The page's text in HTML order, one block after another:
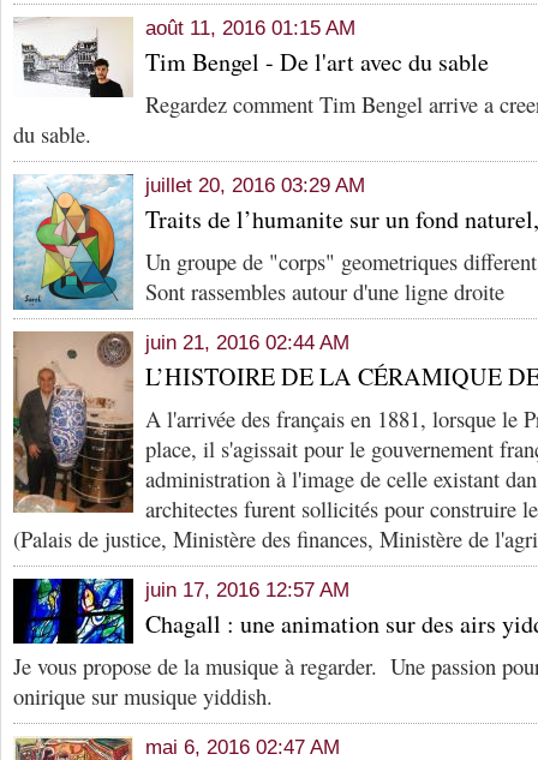
août 11, 2016 01:15 AM
Tim Bengel - De l'art avec du sable
Regardez comment Tim Bengel arrive a
du sable.
juillet 20, 2016 03:29 AM
Traits de l’humanite sur un fond
Un groupe de "corps" geometriques
Sont rassembles autour d'une ligne droite
juin 21, 2016 02:44 AM
L’HISTOIRE DE LA CÉRAMIQUE
A l'arrivée des français en 1881, lorsque le
place, il s'agissait pour le gouvernement
administration à l'image de celle existant
architectes furent sollicités pour construire
(Palais de justice, Ministère des finances, Ministère de
juin 17, 2016 12:57 AM
Chagall : une animation sur des airs
Je vous propose de la musique à regarder. Une passion
onirique sur musique yiddish.
mai 6, 2016 02:47 AM